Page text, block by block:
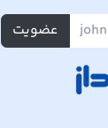
عضویت